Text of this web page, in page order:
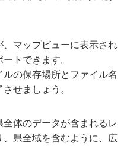
マップビューに表示され
トできます。
ルの保存場所とファイル名
せましょう。
体のデータが含まれるレ
県全域を含むように、広